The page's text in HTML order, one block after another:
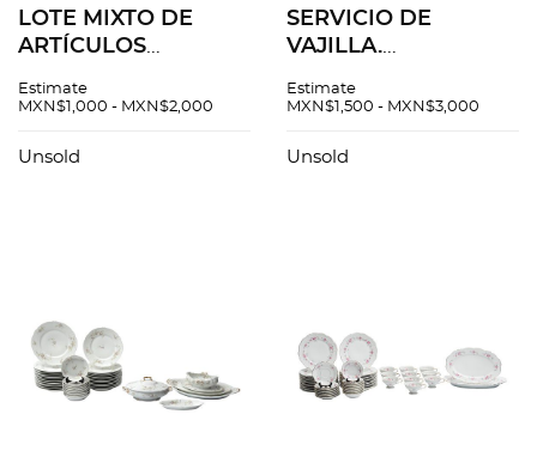
LOTE MIXTO DE
ARTÍCULOS
Diferentes orígenes
cerámica y
Estimate
MXN$1,000 - MXN$2,000
Unsold
SERVICIO DE
VAJILLA.
SIGLO XX. Elaborada
inferior Decoración
Estimate
MXN$1,500 - MXN$3,000
Unsold